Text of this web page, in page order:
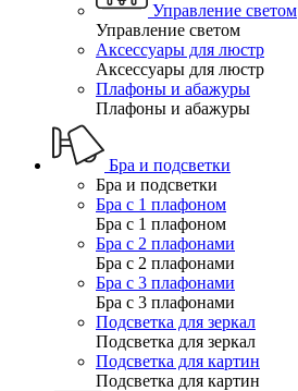
Управление светом
Управление светом
Аксессуары для люстр
Аксессуары для люстр
Плафоны и абажуры
Плафоны и абажуры
Бра и подсветки
Бра и подсветки
Бра с 1 плафоном
Бра с 1 плафоном
Бра с 2 плафонами
Бра с 2 плафонами
Бра с 3 плафонами
Бра с 3 плафонами
Подсветка для зеркал
Подсветка для зеркал
Подсветка для картин
Подсветка для картин